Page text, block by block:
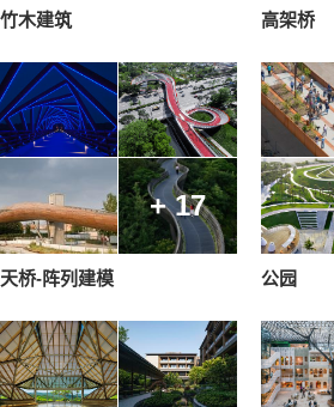
竹木建筑 高架桥
+ 17
天桥-阵列建模 公园